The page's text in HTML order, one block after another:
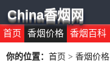
首页 香烟价格 香烟百科
China香烟网
你的位置： 首页 > 香烟价格